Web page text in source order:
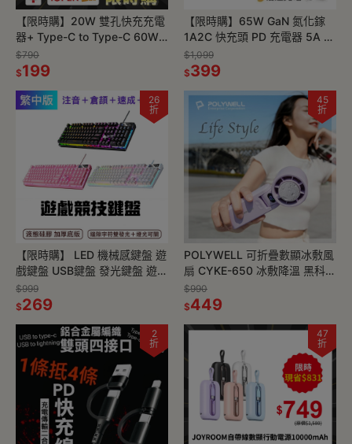
【限時購】20W 雙孔快充充電
器+ Type-C to Type-C 60W
PD快充編織線1M
$790
$199
【限時購】65W GaN 氮化鎵
1A2C 快充頭 PD 充電器 5A 快
$1,099
$399
26
折
【限時購】 LED 機械感鍵盤 遊
戲鍵盤 USB鍵盤 發光鍵盤 遊戲
競技鍵盤 電競鍵盤
$999
$269
45
折
POLYWELL 可折疊數顯冰敷風
扇 CYKE-650 冰敷降溫 黑科技
體驗
$990
$449
2
折
47
折